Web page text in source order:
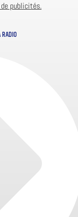
publicités.